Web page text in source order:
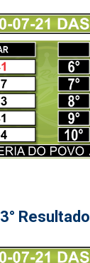
3° Resultado